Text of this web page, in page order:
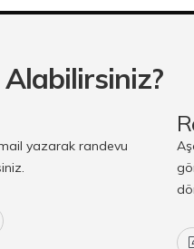
Alabilirsiniz?
yazarak randevu